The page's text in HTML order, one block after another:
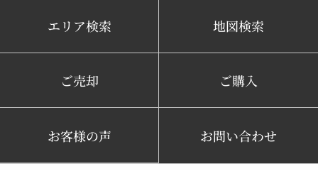
エリア検索 地図検索
ご売却 ご購入
お客様の声 お問い合わせ